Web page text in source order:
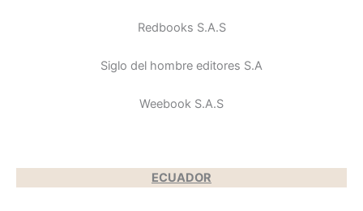
Redbooks S.A.S
Siglo del hombre editores S.A
Weebook S.A.S
ECUADOR